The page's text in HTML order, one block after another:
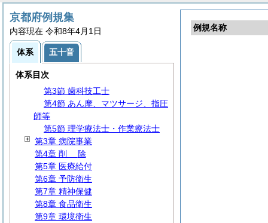
例規名称
京都府例規集
内容現在 令和8年4月1日
体系 五十音
体系目次
第3編財務
第4編民生
第5編衛生
第1章通則
第2章医
第1節通則
第2節 保健師・看護師
第3節 歯科技工士
第4節 あん摩、マツサージ、指圧
師等
第5節 理学療法士・作業療法士
第3章 病院事業
第4章 削 除
第5章 医療給付
第6章 予防衛生
第7章 精神保健
第8章 食品衛生
第9章 環境衛生